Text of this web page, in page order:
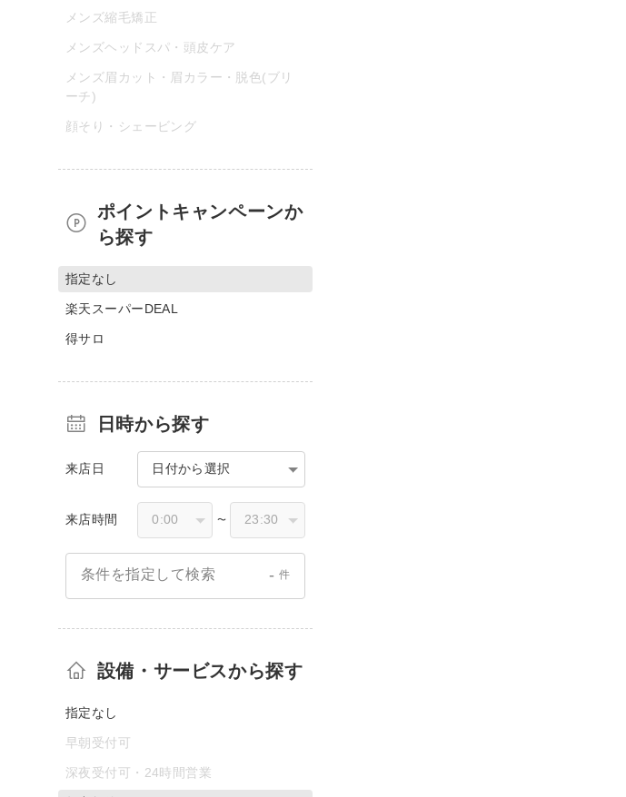
メンズ縮毛矯正
メンズヘッドスパ・頭皮ケア
メンズ眉カット・眉カラー・脱色(ブリ
ーチ)
顔そり・シェービング
ポイントキャンペーンか
ら探す
指定なし
楽天スーパーDEAL
得サロ
日時から探す
来店日 日付から選択
来店時間 〜
条件を指定して検索 - 件
設備・サービスから探す
指定なし
早朝受付可
深夜受付可・24時間営業